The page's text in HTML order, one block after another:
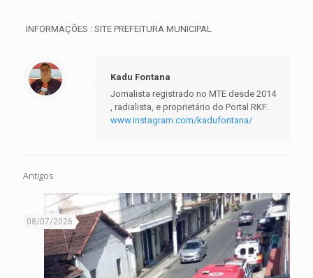
INFORMAÇÕES : SITE PREFEITURA MUNICIPAL
Kadu Fontana
Jornalista registrado no MTE desde 2014
, radialista, e proprietário do Portal RKF.
www.instagram.com/kadufontana/
Antigos
08/07/2026